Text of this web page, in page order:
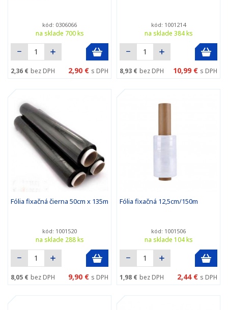
kód: 0306066
na sklade 700 ks
2,36 € bez DPH 2,90 € s DPH
kód: 1001214
na sklade 384 ks
8,93 € bez DPH 10,99 € s DPH
Fólia fixačná čierna 50cm x 135m
kód: 1001520
na sklade 288 ks
8,05 € bez DPH 9,90 € s DPH
Fólia fixačná 12,5cm/150m
kód: 1001506
na sklade 104 ks
1,98 € bez DPH 2,44 € s DPH